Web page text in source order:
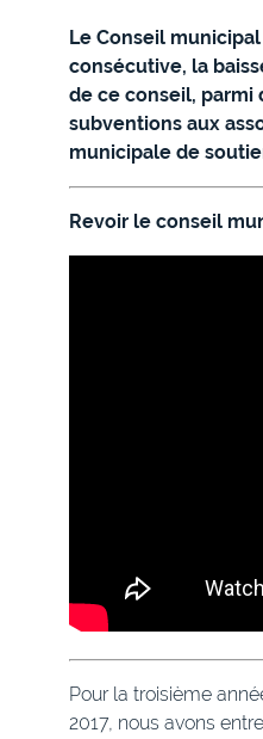
Le Conseil
consécutive, la
de ce conseil, parmi
subventions aux
municipale de
Revoir le conseil
Pour la troisième
2017, nous avons